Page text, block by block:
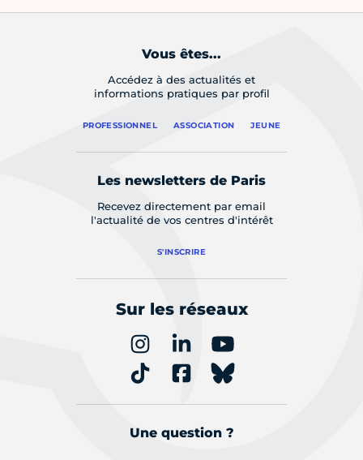
Vous êtes...
Accédez à des actualités et
informations pratiques par profil
PROFESSIONNEL ASSOCIATION JEUNE
Les newsletters de Paris
Recevez directement par email
l'actualité de vos centres d'intérêt
S'INSCRIRE
Sur les réseaux
Une question ?